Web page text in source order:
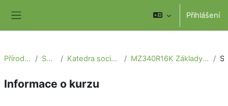
Přihlášení
Přírodovědecká fakulta Sekce geografie Katedra sociální geografie a regionálního rozvoje MZ340R16K Základy statistické analýzy dat pro kombinované studium
Informace o kurzu